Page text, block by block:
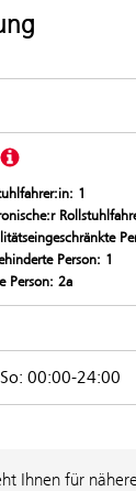
Beschreibung
1
Person: 1
Person: 2a
00:00-24:00
Ihnen für